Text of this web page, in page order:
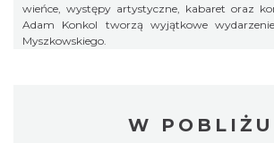
wieńce, występy artystyczne, kabaret oraz
Adam Konkol tworzą wyjątkowe
Myszkowskiego.
W POBLIŻU